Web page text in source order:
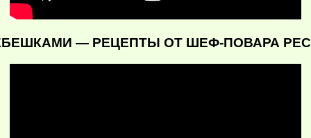
— РЕЦЕПТЫ ОТ ШЕФ-ПОВАРА